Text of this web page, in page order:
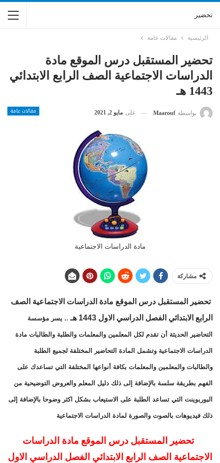
تحضير
الرئيسية مقالات عامة
تحضير المستقبل درس الموقع مادة
الدراسات الاجتماعية الصف الرابع الابتدائي
1443 هـ
مقالات عامة بواسطة Maarouf على مايو 2, 2021
مادة الدراسات الاجتماعية
مشاركة
تحضير المستقبل درس الموقع مادة الدراسات الاجتماعية الصف
الرابع الابتدائي الفصل الدراسي الاول 1443 هـ .. يسر مؤسسة
التحاضير الحديثة أن تقدم لكل المعلمين والمعلمات والطلبة والطالبات مادة
الدراسات الاجتماعية وتشمل المادة التحاضير المختلفة لجميع الطلبة
والطالبات والمعلمين والمعلمات بكافة أنواعها المختلفة التي تساعدك على
الفهم بطريقة سلسة بالإضافة إلى ذلك دليل المعلم والعروض التوضيحية من
البوربوينت التي تساعد الطلبة على الاستيعاب بشكل اكثر وضوحا بالإضافة إلى
ذلك فيديوهات بالصوت والصورة لمادة الدراسات الاجتماعية
تحضير المستقبل درس الموقع مادة الدراسات
الاجتماعية الصف الرابع الابتدائي الفصل الدراسي الاول